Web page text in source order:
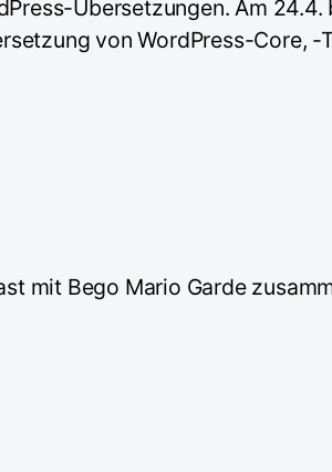
Übersetzungen. Am 24.4.
von WordPress-Core, -
mit Bego Mario Garde